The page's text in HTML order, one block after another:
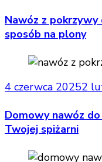
Nawóz z
sposób na plony
4 czerwca 20252
Domowy nawóz do
Twojej spiżarni